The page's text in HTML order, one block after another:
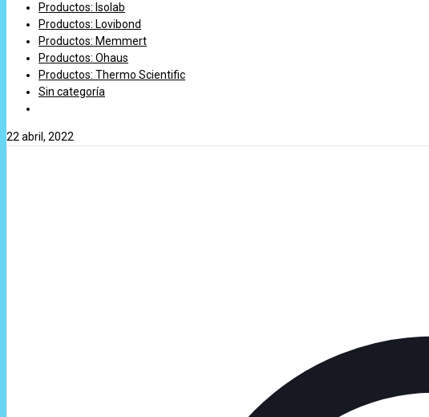
Productos: Isolab
Productos: Lovibond
Productos: Memmert
Productos: Ohaus
Productos: Thermo Scientific
Sin categoría
22 abril, 2022